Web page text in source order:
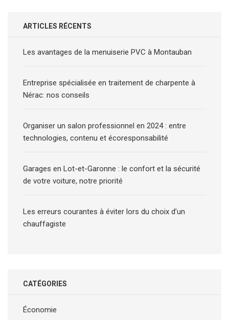
ARTICLES RÉCENTS
Les avantages de la menuiserie PVC à Montauban
Entreprise spécialisée en traitement de charpente à
Nérac: nos conseils
Organiser un salon professionnel en 2024 : entre
technologies, contenu et écoresponsabilité
Garages en Lot-et-Garonne : le confort et la sécurité
de votre voiture, notre priorité
Les erreurs courantes à éviter lors du choix d’un
chauffagiste
CATÉGORIES
Économie